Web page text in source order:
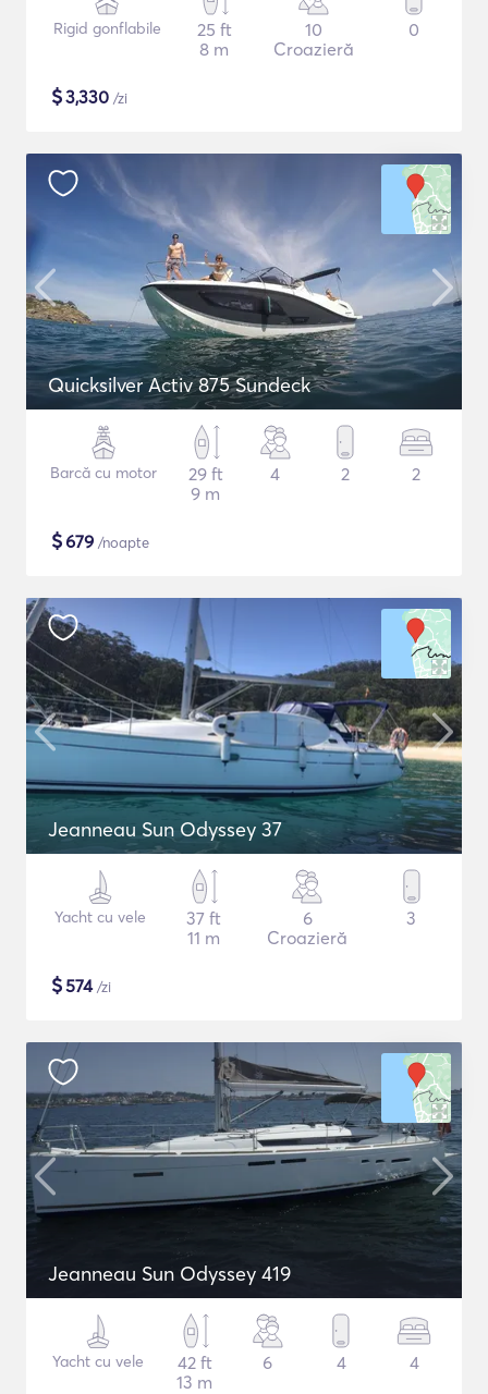
Rigid gonflabile
25 ft
8 m
10
Croazieră
0
$3,330 /zi
Quicksilver Activ 875 Sundeck
Barcă cu motor
29 ft
9 m
4 2 2
$679 /noapte
Jeanneau Sun Odyssey 37
Yacht cu vele
37 ft
11 m
6
Croazieră
3
$574/zi
Jeanneau Sun Odyssey 419
Yacht cu vele
42 ft
13 m
6 4 4